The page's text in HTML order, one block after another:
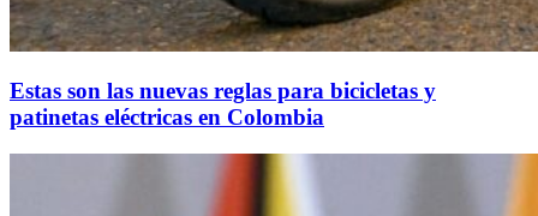
Estas son las nuevas reglas para bicicletas y
patinetas eléctricas en Colombia